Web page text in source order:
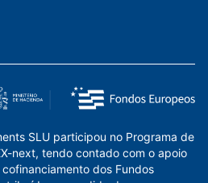
SLU participou no Programa de
next, tendo contado com o apoio
dos Fundos